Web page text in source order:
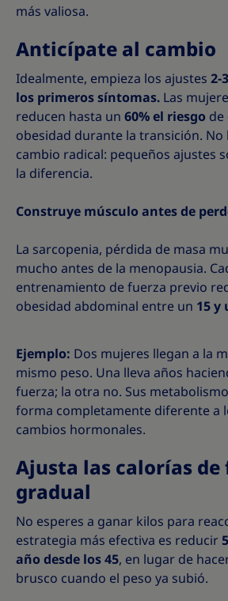
más valiosa.
Anticípate al cambio
Idealmente, empieza los ajustes 2-
los primeros síntomas. Las
reducen hasta un 60% el riesgo
obesidad durante la transición. No
cambio radical: pequeños ajustes
la diferencia.
Construye músculo antes de
La sarcopenia, pérdida de masa
mucho antes de la menopausia.
entrenamiento de fuerza previo
obesidad abdominal entre un 15 y
Ejemplo: Dos mujeres llegan a la
mismo peso. Una lleva años
fuerza; la otra no. Sus
forma completamente diferente a
cambios hormonales.
Ajusta las calorías de
gradual
No esperes a ganar kilos para
estrategia más efectiva es reducir
año desde los 45, en lugar de
brusco cuando el peso ya subió.